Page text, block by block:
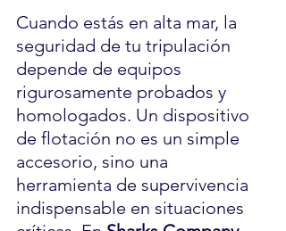
Cuando estás en alta mar, la
seguridad de tu tripulación
depende de equipos
rigurosamente probados y
homologados. Un dispositivo
de flotación no es un simple
accesorio, sino una
herramienta de supervivencia
indispensable en situaciones